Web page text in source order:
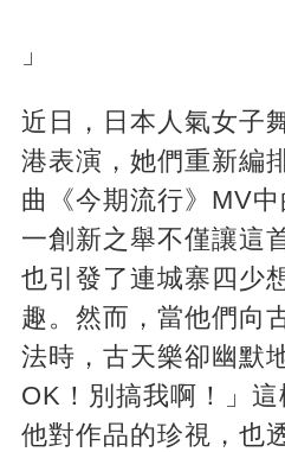
」
近日，日本人氣女子
港表演，她們重新編
曲《今期流行》MV
一創新之舉不僅讓這
也引發了連城寨四少
趣。然而，當他們向
法時，古天樂卻幽默
OK！別搞我啊！」
他對作品的珍視，也